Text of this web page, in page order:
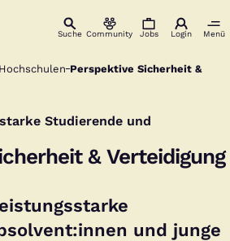
Suche Community Jobs Login Menü
Perspektive Sicherheit &
Studierende und
& Verteidigung
und junge